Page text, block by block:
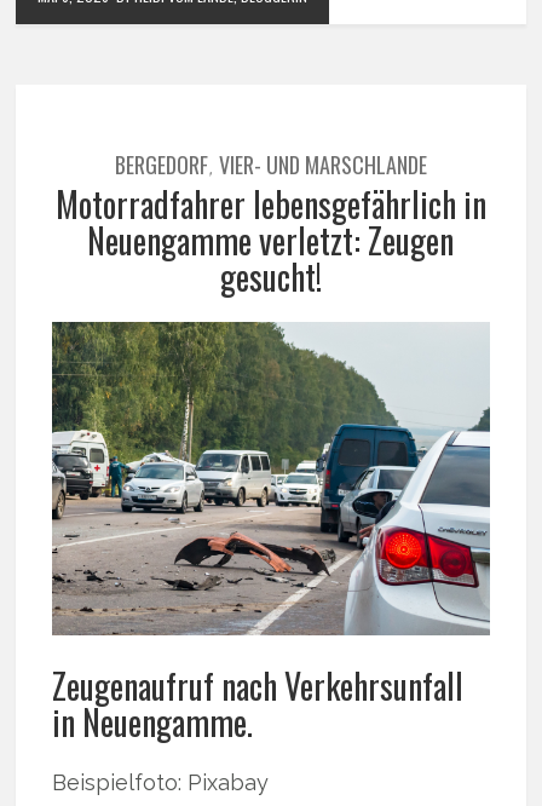
BERGEDORF, VIER- UND MARSCHLANDE
Motorradfahrer lebensgefährlich in
Neuengamme verletzt: Zeugen
gesucht!
Zeugenaufruf nach Verkehrsunfall
in Neuengamme.
Beispielfoto: Pixabay